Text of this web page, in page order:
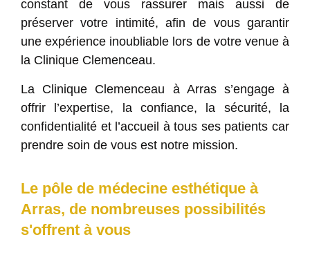
constant de vous rassurer mais aussi de
préserver votre intimité, afin de vous garantir
une expérience inoubliable lors de votre venue à
la Clinique Clemenceau.
La Clinique Clemenceau à Arrass’engage à
offrir l’expertise, laconfiance, la sécurité, la
confidentialité et l’accueil à tous ses patients car
prendre soin de vous est notre mission.
Le pôle de médecine esthétique à
Arras, de nombreuses possibilités
s'offrent à vous